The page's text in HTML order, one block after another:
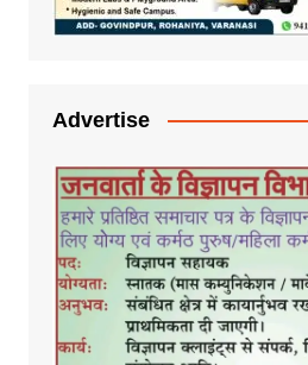
Advertise